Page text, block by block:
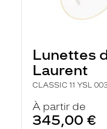
Lunettes
Laurent
CLASSIC 11 YSL
À partir de
345,00 €